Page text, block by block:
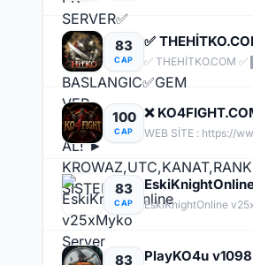
83
CAP ✅ THEHİTKO.COM
100
CAP
❌
83
CAP EskiKnightOnline
83 PlayKO4u